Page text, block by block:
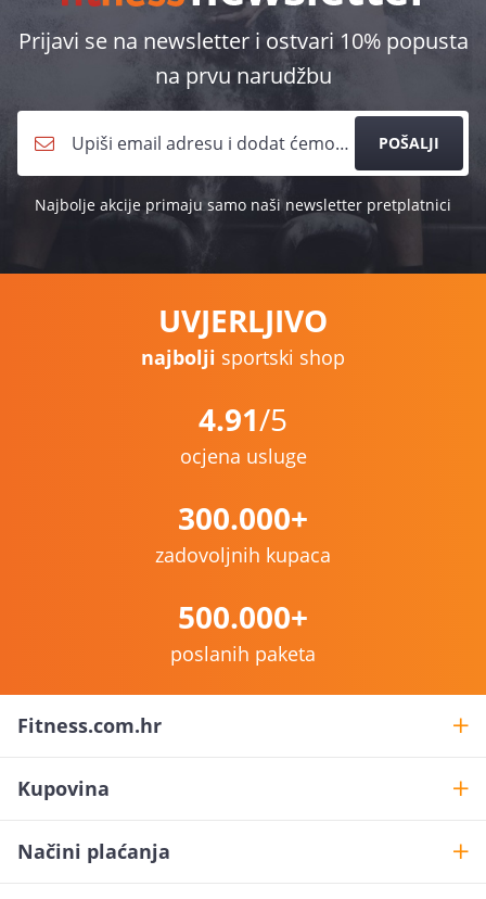
Prijavi se na newsletter i ostvari 10% popusta
na prvu narudžbu
POŠALJI
Najbolje akcije primaju samo naši newsletter pretplatnici
UVJERLJIVO
najbolji sportski shop
4.91/5
ocjena usluge
300.000+
zadovoljnih kupaca
500.000+
poslanih paketa
Fitness.com.hr
Kupovina
Načini plaćanja